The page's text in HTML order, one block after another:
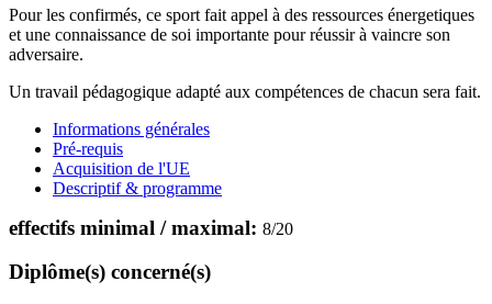
Pour les confirmés, ce sport fait appel à des ressources énergetiques
et une connaissance de soi importante pour réussir à vaincre son
adversaire.
Un travail pédagogique adapté aux compétences de chacun sera fait.
Informations générales
Pré-requis
Acquisition de l'UE
Descriptif & programme
effectifs minimal / maximal: 8/20
Diplôme(s) concerné(s)